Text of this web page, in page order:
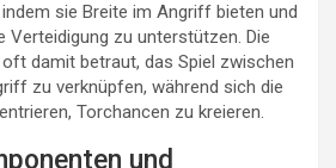
sie Breite im Angriff bieten und
Verteidigung zu unterstützen. Die
damit betraut, das Spiel zwischen
zu verknüpfen, während sich die
Torchancen zu kreieren.
und